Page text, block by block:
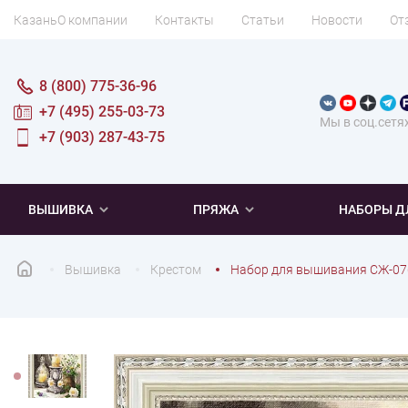
КазаньО компании Контакты Статьи Новости
Мы в
8 (800) 775-36-96
+7 (495) 255-03-73
+7 (903) 287-43-75
ВЫШИВКА ПРЯЖА НАБОРЫ
Вышивка Крестом Набор для вышивания СЖ-